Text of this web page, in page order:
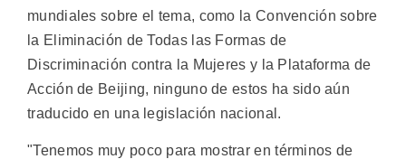
mundiales sobre el tema, como la Convención sobre
la Eliminación de Todas las Formas de
Discriminación contra la Mujeres y la Plataforma de
Acción de Beijing, ninguno de estos ha sido aún
traducido en una legislación nacional.
"Tenemos muy poco para mostrar en términos de